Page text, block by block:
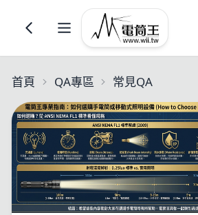
首頁 QA專區 常見QA